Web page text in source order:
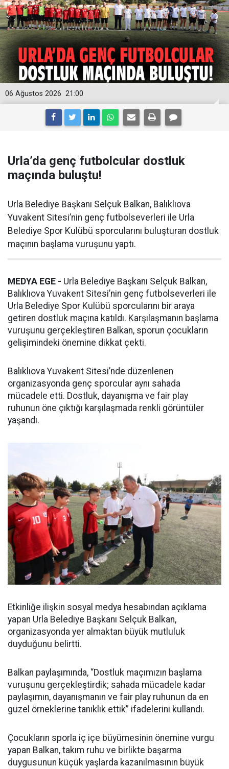
21:00
06 Ağustos 2026
Urla’da genç futbolcular dostluk
maçında buluştu!
Urla Belediye Başkanı Selçuk Balkan, Balıklıova
Yuvakent Sitesi’nin genç futbolseverleri ile Urla
Belediye Spor Kulübü sporcularını buluşturan dostluk
maçının başlama vuruşunu yaptı.
MEDYA EGE - Urla Belediye Başkanı Selçuk Balkan,
Balıklıova Yuvakent Sitesi’nin genç futbolseverleri ile
Urla Belediye Spor Kulübü sporcularını bir araya
getiren dostluk maçına katıldı. Karşılaşmanın başlama
vuruşunu gerçekleştiren Balkan, sporun çocukların
gelişimindeki önemine dikkat çekti.
Balıklıova Yuvakent Sitesi’nde düzenlenen
organizasyonda genç sporcular aynı sahada
mücadele etti. Dostluk, dayanışma ve fair play
ruhunun öne çıktığı karşılaşmada renkli görüntüler
yaşandı.
Etkinliğe ilişkin sosyal medya hesabından açıklama
yapan Urla Belediye Başkanı Selçuk Balkan,
organizasyonda yer almaktan büyük mutluluk
duyduğunu belirtti.
Balkan paylaşımında, “Dostluk maçımızın başlama
vuruşunu gerçekleştirdik; sahada mücadele kadar
paylaşımın, dayanışmanın ve fair play ruhunun da en
güzel örneklerine tanıklık ettik” ifadelerini kullandı.
Çocukların sporla iç içe büyümesinin önemine vurgu
yapan Balkan, takım ruhu ve birlikte başarma
duygusunun küçük yaşlarda kazanılmasının büyük